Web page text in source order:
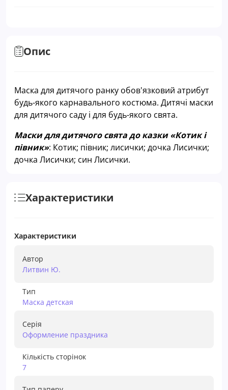
Опис
Маска для дитячого ранку обов'язковий атрибут
будь-якого карнавального костюма. Дитячі маски
для дитячого саду і для будь-якого свята.
Маски для дитячого свята до казки «Котик і
півник»: Котик; півник; лисички; дочка Лисички;
дочка Лисички; син Лисички.
Характеристики
Характеристики
Автор
Литвин Ю.
Тип
Маска детская
Серія
Оформление праздника
Кількість сторінок
7